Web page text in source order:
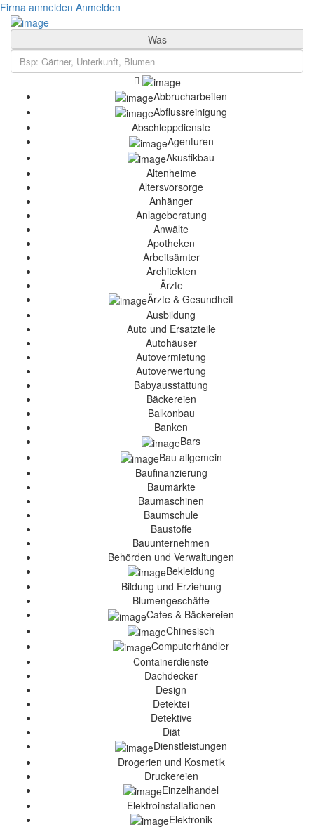
Firma anmelden Anmelden
Was
Abbrucharbeiten
Abflussreinigung
Abschleppdienste
Agenturen
Akustikbau
Altenheime
Altersvorsorge
Anhänger
Anlageberatung
Anwälte
Apotheken
Arbeitsämter
Architekten
Ärzte
Ärzte & Gesundheit
Ausbildung
Auto und Ersatzteile
Autohäuser
Autovermietung
Autoverwertung
Babyausstattung
Bäckereien
Balkonbau
Banken
Bars
Bau allgemein
Baufinanzierung
Baumärkte
Baumaschinen
Baumschule
Baustoffe
Bauunternehmen
Behörden und Verwaltungen
Bekleidung
Bildung und Erziehung
Blumengeschäfte
Cafes & Bäckereien
Chinesisch
Computerhändler
Containerdienste
Dachdecker
Design
Detektei
Detektive
Diät
Dienstleistungen
Drogerien und Kosmetik
Druckereien
Einzelhandel
Elektroinstallationen
Elektronik